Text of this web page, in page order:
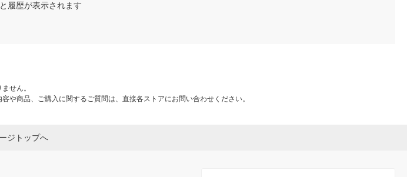
履歴が表示されます
せん。
商品、ご購入に関するご質問は、直接各ストアにお問い合わせください。
ジトップへ